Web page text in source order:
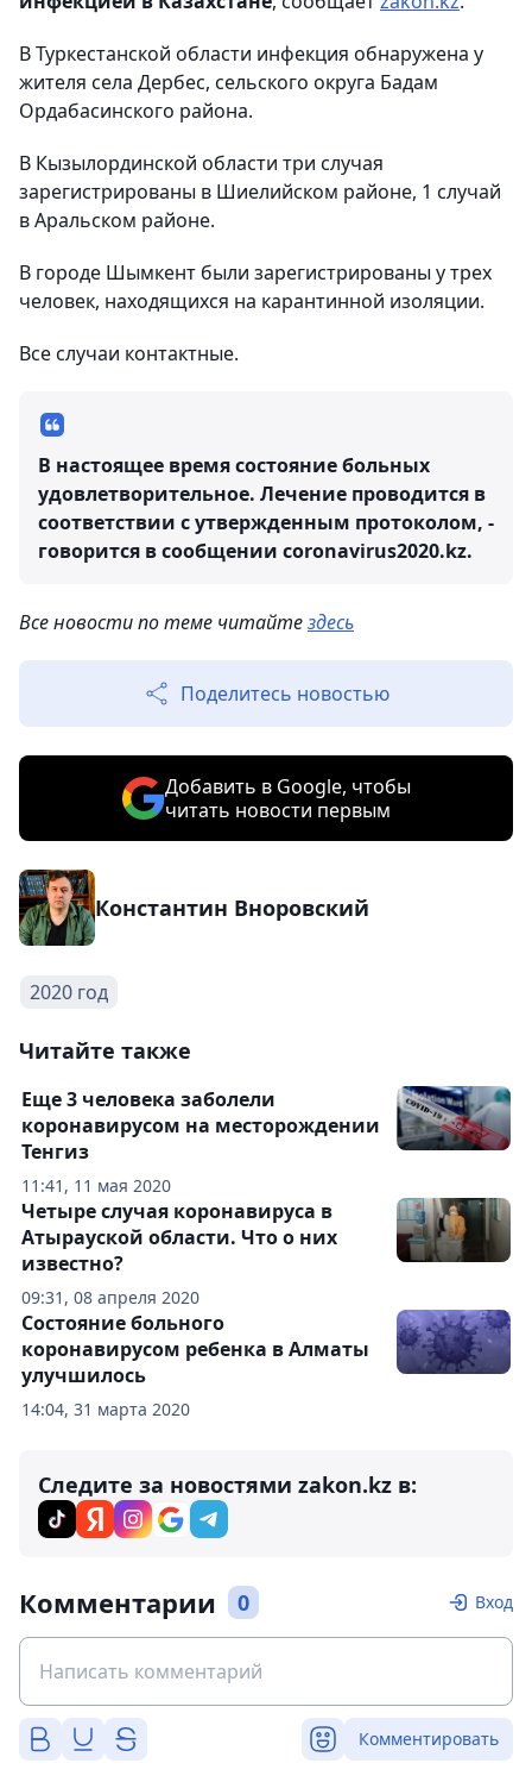
В Туркестанской области инфекция обнаружена у
жителя села Дербес, сельского округа Бадам
Ордабасинского района.
В Кызылординской области три случая
зарегистрированы в Шиелийском районе, 1 случай
в Аральском районе.
В городе Шымкент были зарегистрированы у трех
человек, находящихся на карантинной изоляции.
Все случаи контактные.
В настоящее время состояние больных
удовлетворительное. Лечение проводится в
соответствии с утвержденным протоколом, -
говорится в сообщении сoronavirus2020.kz.
Все новости по теме читайтездесь
Поделитесь новостью
Добавить в Google, чтобы
читать новости первым
Константин Вноровский
2020 год
Читайте также
11:41, 11 мая 2020
Еще 3 человека заболели
коронавирусом на месторождении
Тенгиз
09:31, 08 апреля 2020
Четыре случая коронавируса в
Атырауской области. Что о них
известно?
14:04, 31 марта 2020
Состояние больного
коронавирусом ребенка в Алматы
улучшилось
Следите за новостями zakon.kz в:
Комментарии 0 Вход
Комментировать